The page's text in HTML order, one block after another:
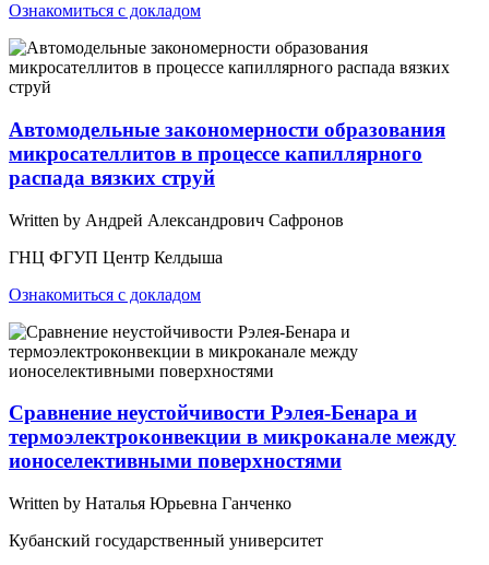
Ознакомиться с докладом
Автомодельные закономерности образования
микросателлитов в процессе капиллярного
распада вязких струй
Written by Андрей Александрович Сафронов
ГНЦ ФГУП Центр Келдыша
Ознакомиться с докладом
Сравнение неустойчивости Рэлея-Бенара и
термоэлектроконвекции в микроканале между
ионоселективными поверхностями
Written by Наталья Юрьевна Ганченко
Кубанский государственный университет